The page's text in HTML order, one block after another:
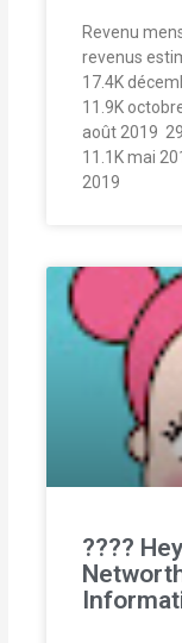
Revenu
revenus
17.4K
11.9K
août 2019 
11.1K mai
2019 
????